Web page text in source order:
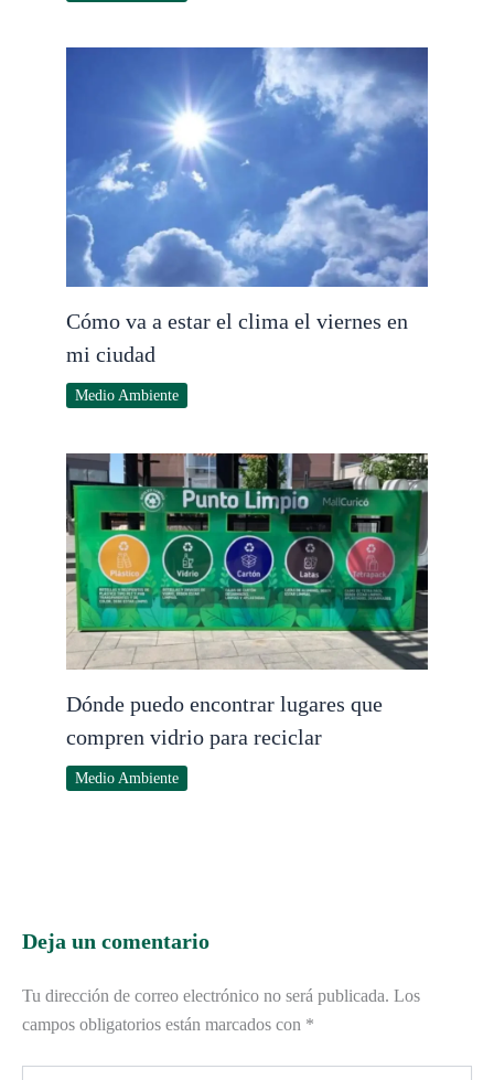
Cómo va a estar el clima el viernes en
mi ciudad
Medio Ambiente
Dónde puedo encontrar lugares que
compren vidrio para reciclar
Medio Ambiente
Deja un comentario
Tu dirección de correo electrónico no será publicada. Los
campos obligatorios están marcados con *